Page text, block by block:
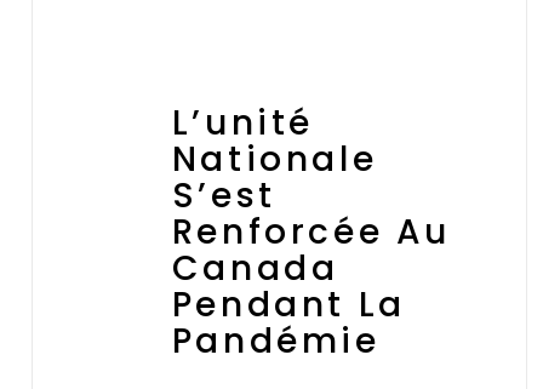
L’unité
Nationale
S’est
Renforcée Au
Canada
Pendant La
Pandémie